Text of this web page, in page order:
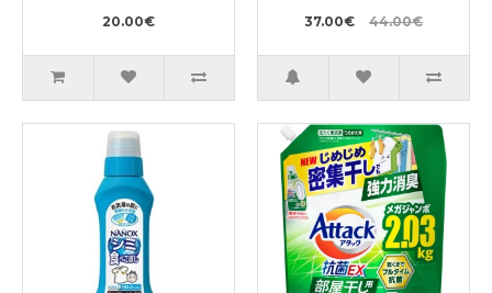
20.00€ 37.00€ 44.00€